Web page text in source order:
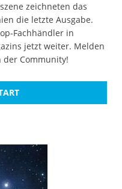
zeichneten das
die letzte Ausgabe.
Fachhändler in
jetzt weiter. Melden
der Community!